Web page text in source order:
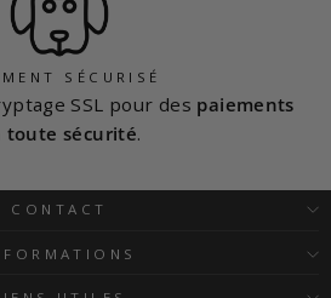
SÉCURISÉ
SSL pour des paiements
toute sécurité.
CONTACT